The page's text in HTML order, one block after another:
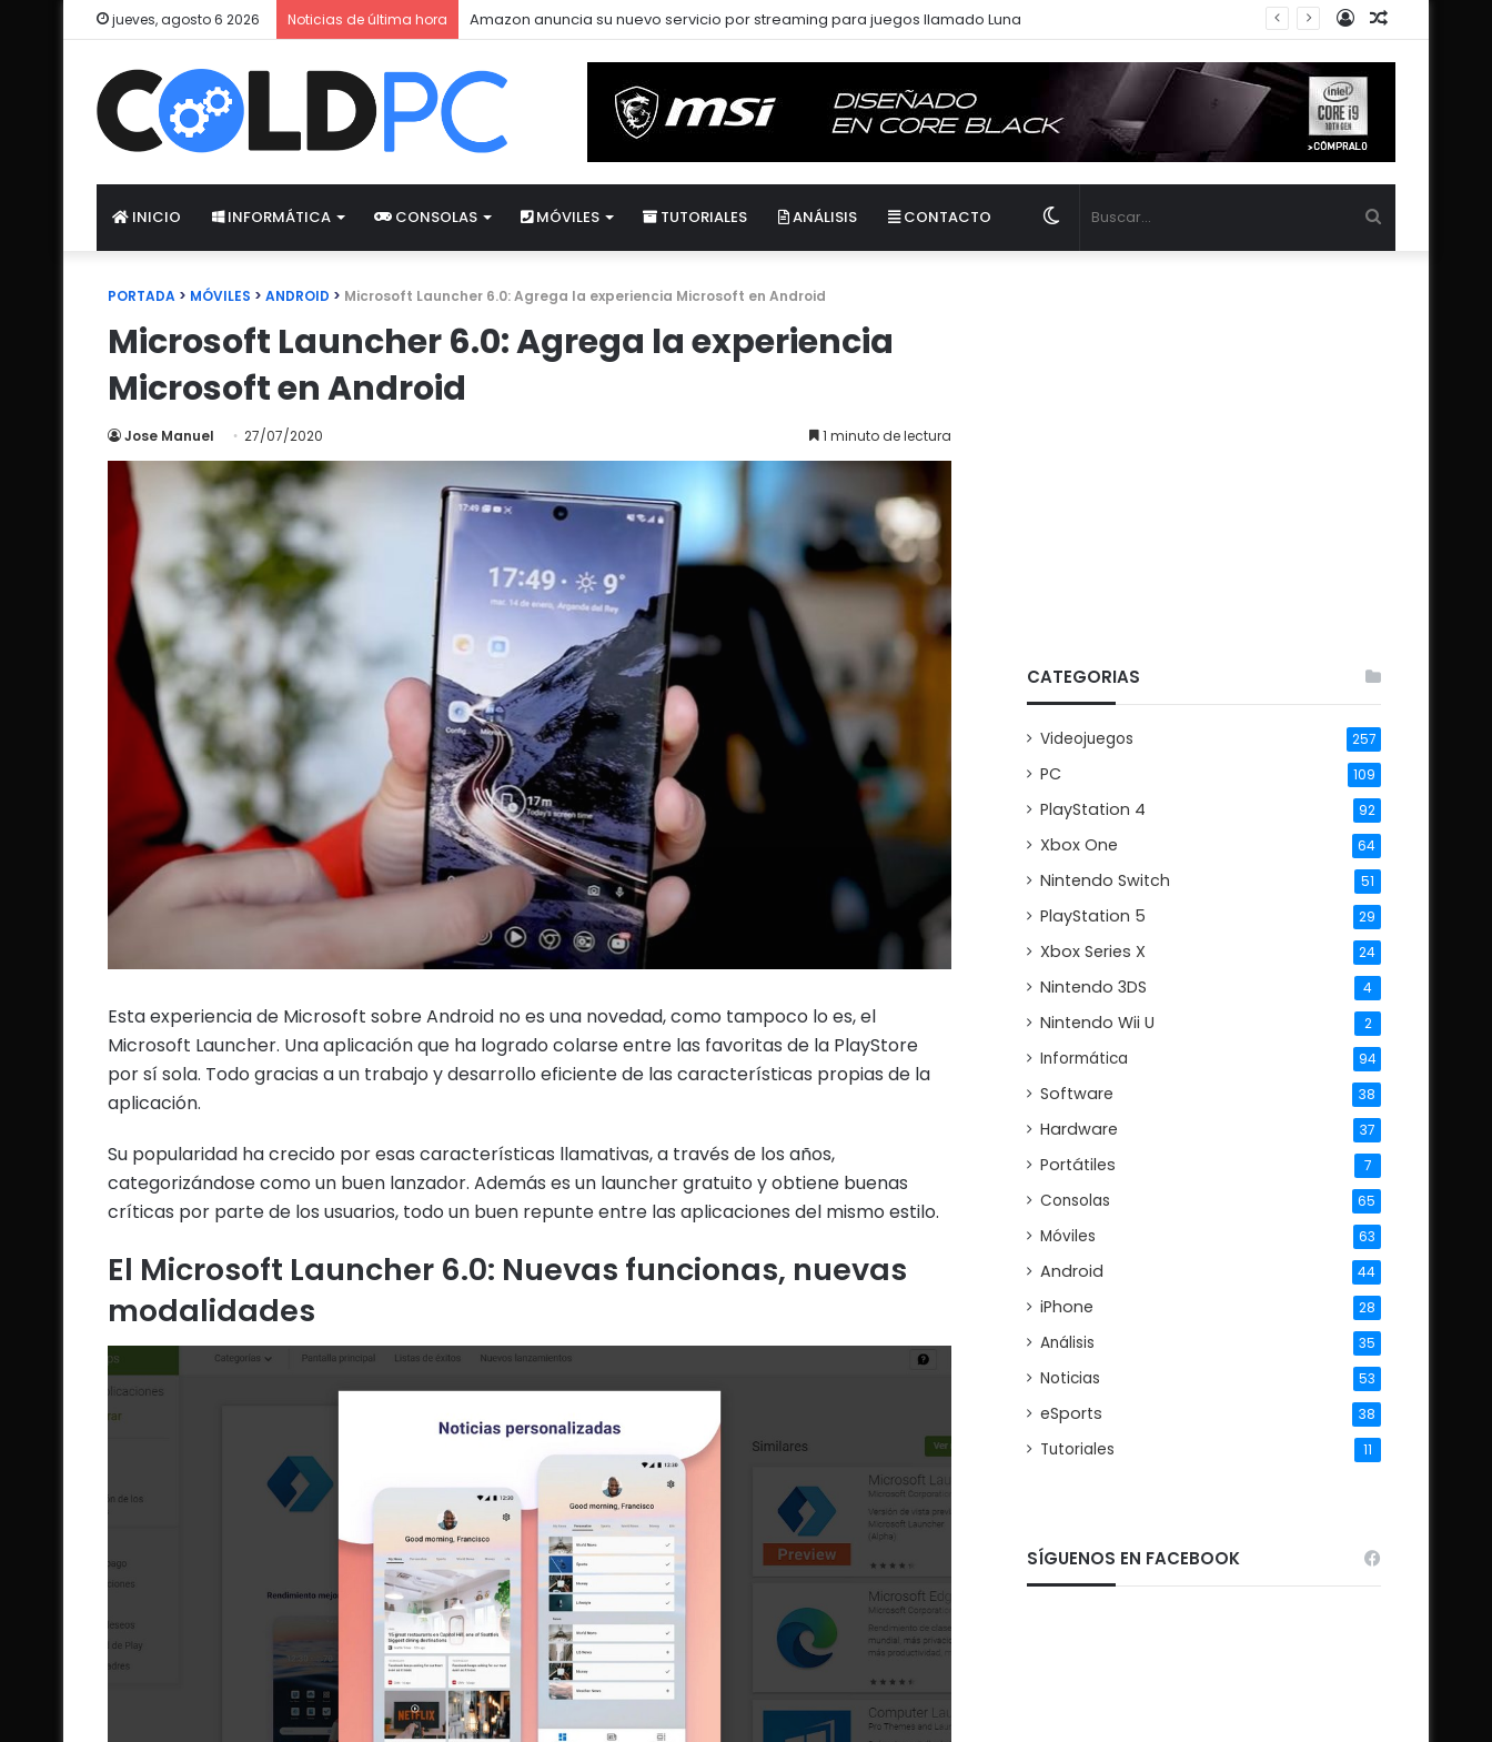
jueves, agosto 6 2026 Noticias de última hora Amazon anuncia su nuevo servicio por streaming para juegos llamado Luna
Publicación
al
Acceso
INICIO INFORMÁTICA CONSOLAS MÓVILES TUTORIALES ANÁLISIS CONTACTO Switch
PORTADA > MÓVILES > ANDROID > Microsoft Launcher 6.0: Agrega la experiencia Microsoft en Android
Microsoft Launcher 6.0: Agrega la experiencia
Microsoft en Android
Jose Manuel 27/07/2020 1 minuto de lectura
Esta experiencia de Microsoft sobre Android no es una novedad, como tampoco lo es, el
Microsoft Launcher. Una aplicación que ha logrado colarse entre las favoritas de la PlayStore
por sí sola. Todo gracias a un trabajo y desarrollo eficiente de las características propias de la
aplicación.
Su popularidad ha crecido por esas características llamativas, a través de los años,
categorizándose como un buen lanzador. Además es un launcher gratuito y obtiene buenas
críticas por parte de los usuarios, todo un buen repunte entre las aplicaciones del mismo estilo.
El Microsoft Launcher 6.0: Nuevas funcionas, nuevas
modalidades
CATEGORIAS
Videojuegos 257
PC 109
PlayStation 4 92
Xbox One 64
Nintendo Switch 51
PlayStation 5 29
Xbox Series X 24
Nintendo 3DS 4
Nintendo Wii U 2
Informática 94
Software 38
Hardware 37
Portátiles 7
Consolas 65
Móviles 63
Android 44
iPhone 28
Análisis 35
Noticias 53
eSports 38
Tutoriales 11
SÍGUENOS EN FACEBOOK